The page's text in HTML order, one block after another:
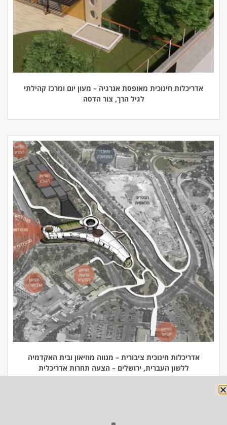
אדריכלות חינוכית מאופסת אנרגיה – מעון יום ומרכז קהילתי
לגיל הרך, צור הדסה
אדריכלות חינוכית ציבורית – מנווה מוזיאון ובית האקדמיה
ללשון העברית, ירושלים – הצעה תחרות אדריכלית